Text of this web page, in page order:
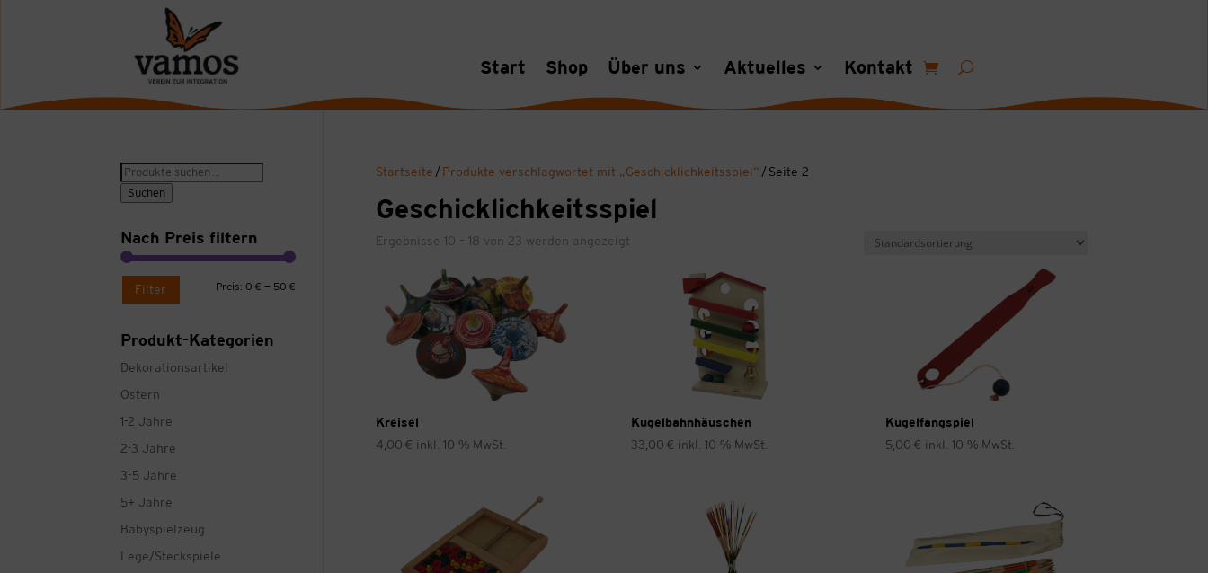
Start Shop Über uns Aktuelles Kontakt
Startseite /Produkte verschlagwortet mit „Geschicklichkeitsspiel“ / Seite 2
Geschicklichkeitsspiel
Ergebnisse 10 – 18 von 23 werden angezeigt
Kreisel
4,00 € inkl. 10 % MwSt.
Kugelbahnhäuschen
33,00 € inkl. 10 % MwSt.
Kugelfangspiel
5,00 € inkl. 10 % MwSt.
Suche
nach:
Suchen
Nach Preis filtern
Min.
Max.
Filter Preis: 0 € — 50 €
Produkt-Kategorien
Dekorationsartikel
Ostern
1-2 Jahre
2-3 Jahre
3-5 Jahre
5+ Jahre
Babyspielzeug
Lege/Steckspiele